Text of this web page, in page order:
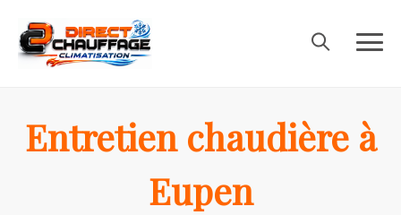
Entretien chaudière à
Eupen